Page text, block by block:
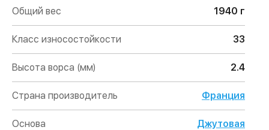
Общий вес 1940 г
Класс износостойкости 33
Высота ворса (мм) 2.4
Страна производитель Франция
Основа Джутовая